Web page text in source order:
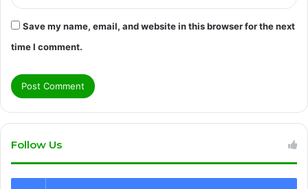
Save my name, email, and website in this browser for the next
time I comment.
Follow Us